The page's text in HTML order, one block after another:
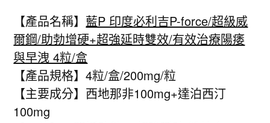
【產品名稱】 藍P 印度必利吉P-force/超級威
爾鋼/助勃增硬+超強延時雙效/有效治療陽痿
與早洩 4粒/盒
【產品規格】4粒/盒/200mg/粒
【主要成分】西地那非100mg+達泊西汀
100mg